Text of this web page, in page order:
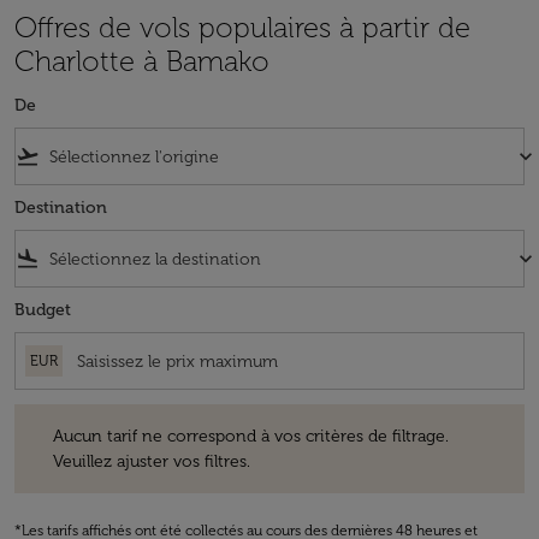
Offres de vols populaires à partir de
Charlotte à Bamako
De
flight_takeoff keyboard_arrow_down
Destination
flight_land keyboard_arrow_down
Budget
EUR
Aucun tarif ne correspond à vos critères de filtrage.
Veuillez ajuster vos filtres.
*Les tarifs affichés ont été collectés au cours des dernières 48 heures et